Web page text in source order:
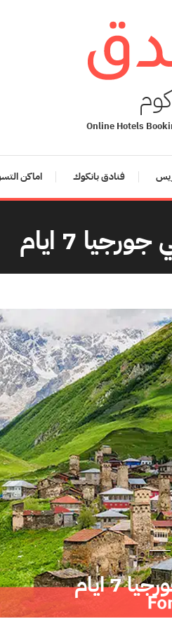
فنادق بانكوك اماكن
7 ايام
7 ايام